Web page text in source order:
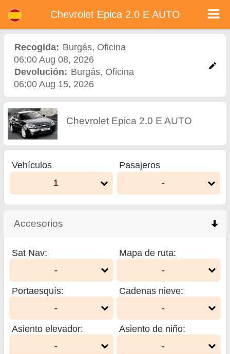
riesgo (sin exceso), kilometraje ilimitado, asientos para niños gratis, conductores adicionales gratis, precios más bajos de alquiler
de coches garantizados.
Chevrolet Epica 2.0 E AUTO
Recogida: Burgás, Oficina
06:00 Aug 08, 2026
Devolución: Burgás, Oficina
06:00 Aug 15, 2026
Chevrolet Epica 2.0 E AUTO
Vehículos
1
Pasajeros
-
Accesorios
Sat Nav:
-
Mapa de ruta:
-
Portaesquís:
-
Cadenas nieve:
-
Asiento elevador:
-
Asiento de niño:
-